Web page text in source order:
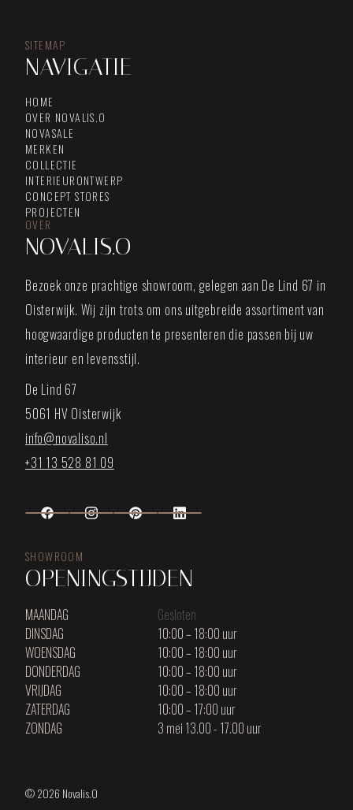
SITEMAP
NAVIGATIE
HOME
OVER NOVALIS.O
NOVASALE
MERKEN
COLLECTIE
INTERIEURONTWERP
CONCEPT STORES
PROJECTEN
OVER
NOVALIS.O
Bezoek onze prachtige showroom, gelegen aan De Lind 67 in
Oisterwijk. Wij zijn trots om ons uitgebreide assortiment van
hoogwaardige producten te presenteren die passen bij uw
interieur en levensstijl.
De Lind 67
5061 HV Oisterwijk
info@novaliso.nl
+31 13 528 81 09
SHOWROOM
OPENINGSTIJDEN
MAANDAG
Gesloten
DINSDAG
10:00 – 18:00 uur
WOENSDAG
10:00 – 18:00 uur
DONDERDAG
10:00 – 18:00 uur
VRIJDAG
10:00 – 18:00 uur
ZATERDAG
10:00 – 17:00 uur
ZONDAG
3 mei 13.00 - 17.00 uur
© 2026 Novalis.O